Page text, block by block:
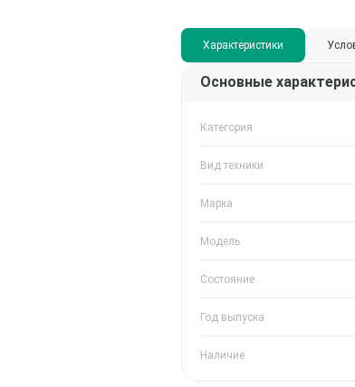
Характеристики
Основные
Категория
Вид техники
Марка
Модель
Состояние
Год выпуска
Наличие